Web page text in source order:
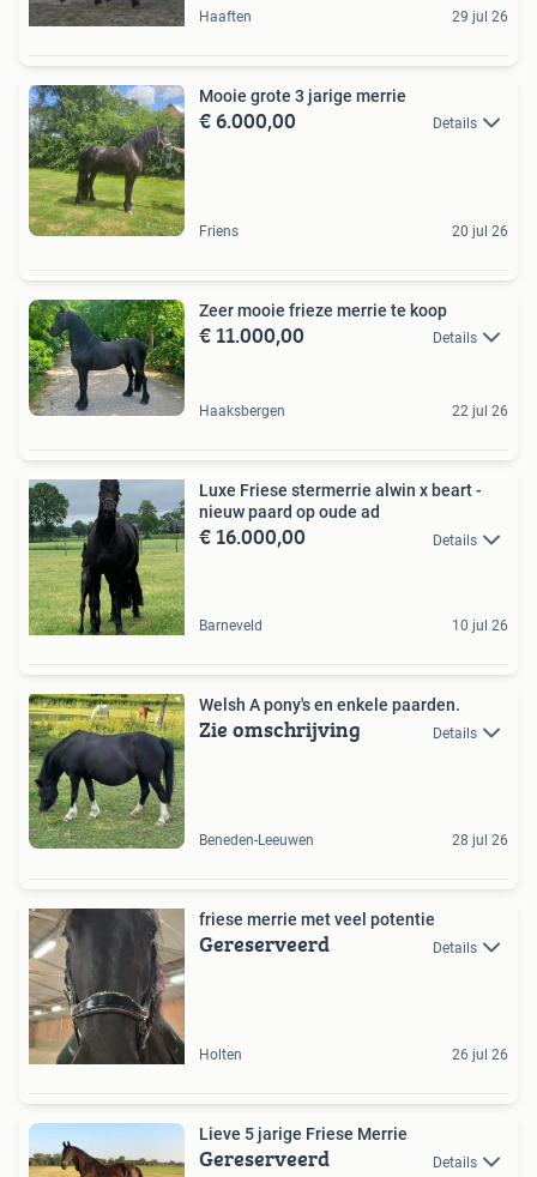
Haaften 29 jul 26
Mooie grote 3 jarige merrie
€ 6.000,00 Details
Friens 20 jul 26
Zeer mooie frieze merrie te koop
€ 11.000,00 Details
Haaksbergen 22 jul 26
Luxe Friese stermerrie alwin x beart -
nieuw paard op oude ad
€ 16.000,00 Details
Barneveld 10 jul 26
Welsh A pony's en enkele paarden.
Zie omschrijving Details
Beneden-Leeuwen 28 jul 26
friese merrie met veel potentie
Gereserveerd Details
Holten 26 jul 26
Lieve 5 jarige Friese Merrie
Gereserveerd Details